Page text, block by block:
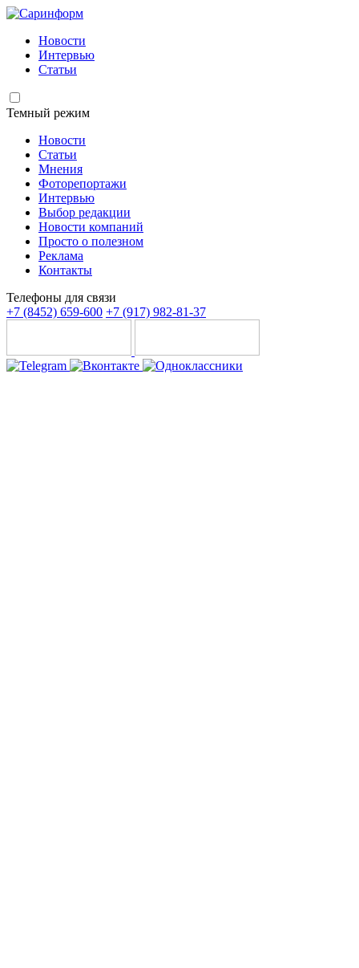
Новости
Интервью
Статьи
Темный режим
Новости
Статьи
Мнения
Фоторепортажи
Интервью
Выбор редакции
Новости компаний
Просто о полезном
Реклама
Контакты
Телефоны для связи
+7 (8452) 659-600 +7 (917) 982-81-37